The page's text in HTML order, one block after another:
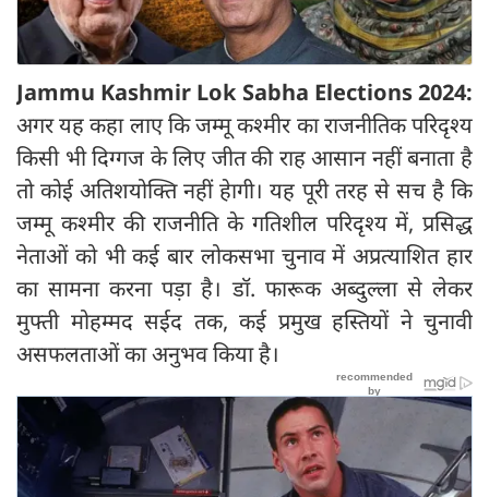
Jammu Kashmir Lok Sabha Elections 2024:
अगर यह कहा लाए कि जम्मू कश्मीर का राजनीतिक परिदृश्य
किसी भी दिग्गज के लिए जीत की राह आसान नहीं बनाता है
तो कोई अतिशयोक्ति नहीं हेागी। यह पूरी तरह से सच है कि
जम्मू कश्मीर की राजनीति के गतिशील परिदृश्य में, प्रसिद्ध
नेताओं को भी कई बार लोकसभा चुनाव में अप्रत्याशित हार
का सामना करना पड़ा है। डॉ. फारूक अब्दुल्ला से लेकर
मुफ्ती मोहम्मद सईद तक, कई प्रमुख हस्तियों ने चुनावी
असफलताओं का अनुभव किया है।